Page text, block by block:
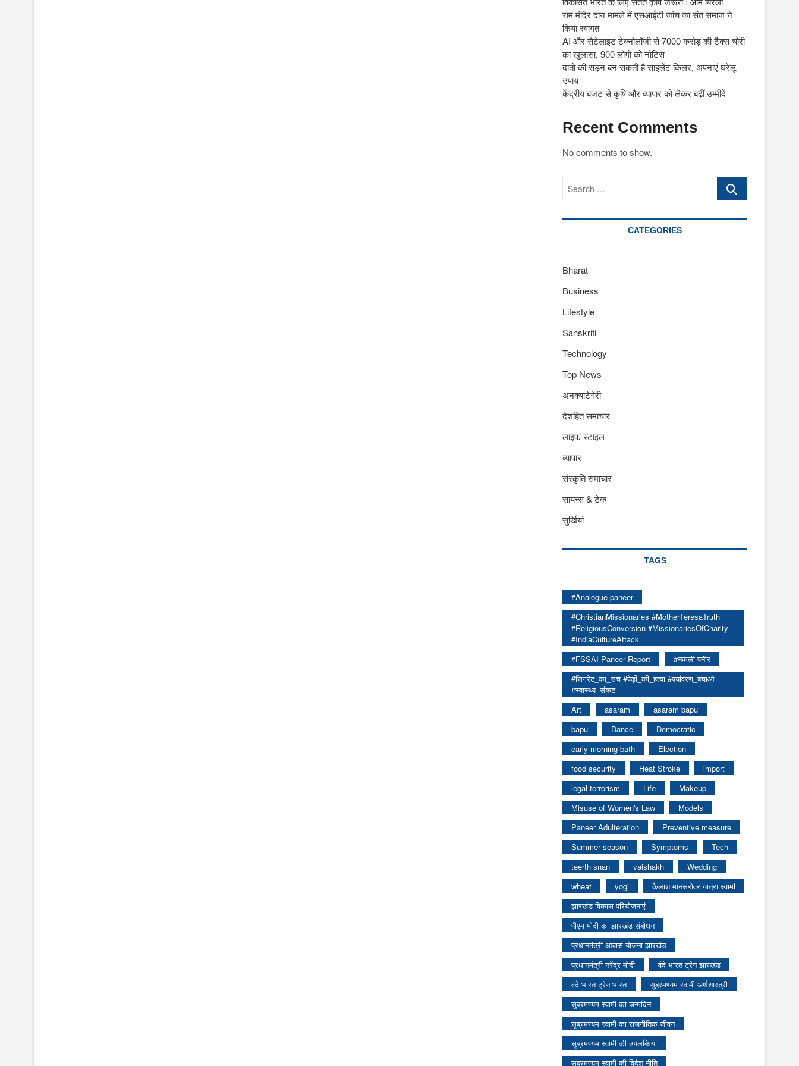
राम मंदिर दान मामले में एसआईटी जांच का संत समाज ने
किया स्वागत
AI और सैटेलाइट टेक्नोलॉजी से 7000 करोड़ की टैक्स चोरी
का खुलासा, 900 लोगों को नोटिस
दांतों की सड़न बन सकती है साइलेंट किलर, अपनाएं घरेलू
उपाय
केंद्रीय बजट से कृषि और व्यापार को लेकर बढ़ीं उम्मीदें
Recent Comments
No comments to show.
Search
CATEGORIES
Bharat
Business
Lifestyle
Sanskriti
Technology
Top News
अनक्याटेगेरी
देशहित समाचार
लाइफ स्टाइल
व्यापार
संस्कृति समाचार
सायन्स & टेक
सुर्खियां
TAGS
#Analogue paneer
#ChristianMissionaries #MotherTeresaTruth
#ReligiousConversion #MissionariesOfCharity
#IndiaCultureAttack
#FSSAI Paneer Report
#नकली पनीर
#सिगरेट_का_सच #पेड़ों_की_हत्या #पर्यावरण_बचाओ
#स्वास्थ्य_संकट
Art
asaram
asaram bapu
bapu
Dance
Democratic
early morning bath
Election
food security
Heat Stroke
import
legal terrorism
Life
Makeup
Misuse of Women's Law
Models
Paneer Adulteration
Preventive measure
Summer season
Symptoms
Tech
teerth snan
vaishakh
Wedding
wheat
yogi
कैलाश मानसरोवर यात्रा स्वामी
झारखंड विकास परियोजनाएं
पीएम मोदी का झारखंड संबोधन
प्रधानमंत्री आवास योजना झारखंड
प्रधानमंत्री नरेंद्र मोदी
वंदे भारत ट्रेन झारखंड
वंदे भारत ट्रेन भारत
सुब्रमण्यम स्वामी अर्थशास्त्री
सुब्रमण्यम स्वामी का जन्मदिन
सुब्रमण्यम स्वामी का राजनीतिक जीवन
सुब्रमण्यम स्वामी की उपलब्धियां
सुब्रमण्यम स्वामी की विदेश नीति